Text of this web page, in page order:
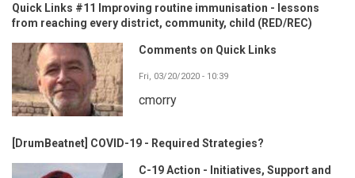
Quick Links #11 Improving routine immunisation - lessons
from reaching every district, community, child (RED/REC)
Comments on Quick Links
Fri, 03/20/2020 - 10:39
cmorry
[DrumBeatnet] COVID-19 - Required Strategies?
C-19 Action - Initiatives, Support and